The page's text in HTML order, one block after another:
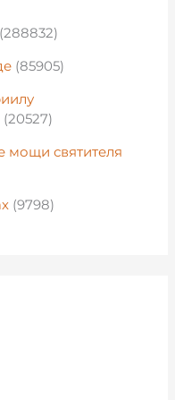
(288832)
(85905)
(20527)
мощи святителя
(9798)